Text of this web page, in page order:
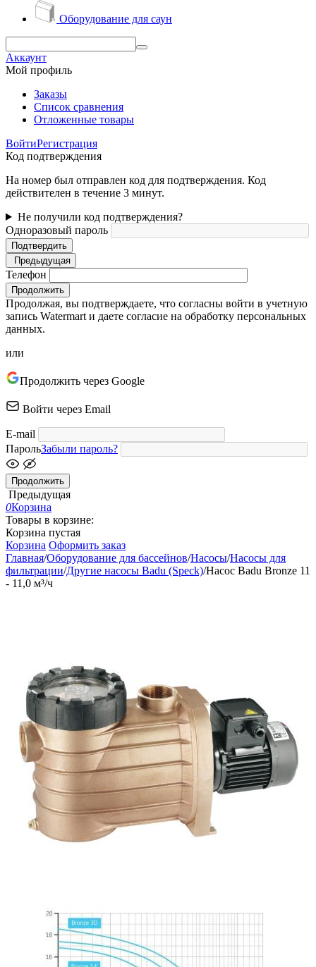
Оборудование для саун
Аккаунт
Мой профиль
Заказы
Список сравнения
Отложенные товары
ВойтиРегистрация
Код подтверждения
На номер был отправлен код для подтверждения. Код
действителен в течение 3 минут.
Не получили код подтверждения?
Одноразовый пароль
Подтвердить
Предыдущая
Телефон
Продолжить
Продолжая, вы подтверждаете, что согласны войти в учетную
запись Watermart и даете согласие на обработку персональных
данных.
или
Продолжить через Google
Войти через Email
E-mail
ПарольЗабыли пароль?
Продолжить
Предыдущая
0Корзина
Товары в корзине:
Корзина пустая
Корзина Оформить заказ
Главная/Оборудование для бассейнов/Насосы/Насосы для
фильтрации/Другие насосы Badu (Speck)/Насос Badu Bronze 11
- 11,0 м³/ч